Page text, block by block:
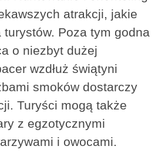
atrakcji, jakie
Poza tym godna
o niezbyt dużej
wzdłuż świątyni
smoków dostarczy
Turyści mogą także
z egzotycznymi
i owocami.